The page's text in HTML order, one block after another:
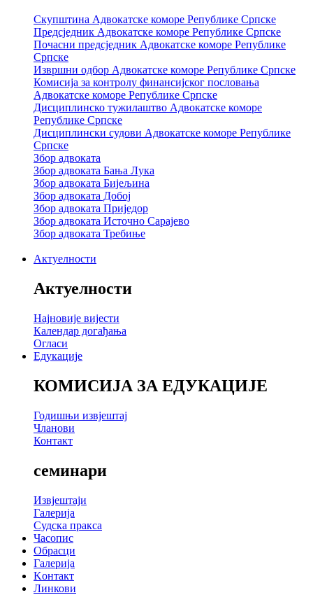
Скупштина Адвокатске коморе Републике Српске
Предсједник Адвокатске коморе Републике Српске
Почасни предсједник Адвокатске коморе Републике
Српске
Извршни одбор Адвокатске коморе Републике Српске
Комисија за контролу финансијског пословања
Адвокатске коморе Републике Српске
Дисциплинско тужилаштво Адвокатске коморе
Републике Српске
Дисциплински судови Адвокатске коморе Републике
Српске
Збор адвоката
Збор адвоката Бања Лука
Збор адвоката Бијељина
Збор адвоката Добој
Збор адвоката Приједор
Збор адвоката Источно Сарајево
Збор адвоката Требиње
Актуелности
Актуелности
Најновије вијести
Календар догађања
Огласи
Едукације
КОМИСИЈА ЗА ЕДУКАЦИЈЕ
Годишњи извјештај
Чланови
Контакт
семинари
Извјештаји
Галерија
Судска пракса
Часопис
Обрасци
Галерија
Kонтакт
Линкови